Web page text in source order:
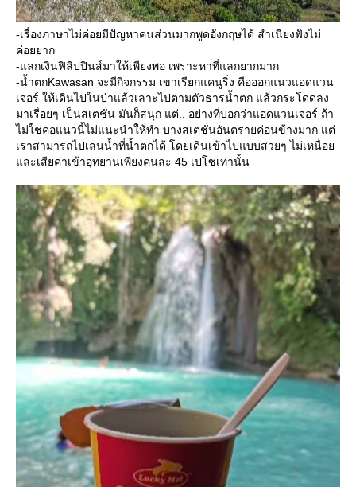
-เรื่องภาษาไม่ค่อยมีปัญหาคนส่วนมากพูดอังกฤษได้ สำเนียงฟังไม่
ค่อยยาก
-แลกเงินฟิลิปปินส์มาให้เพียงพอ เพราะหาที่แลกยากมาก
-น้ำตกKawasan จะมีกิจกรรม เขาเรียกแคนูริ่ง คือออกแนวแอดแวน
เจอร์ ให้เดินไปในป่าแล้วเลาะไปตามตัวธารน้ำตก แล้วกระโดดลง
มาเรื่อยๆ เป็นสเตชั่น มันก็สนุก แต่.. อย่างที่บอกว่าแอดแวนเจอร์ ถ้า
ไม่ใช่คอแนวนี้ไม่แนะนำให้ทำ บางสเตชั่นอันตรายค่อนข้างมาก แต่
เราสามารถไปเล่นน้ำที่น้ำตกได้ โดยเดินเข้าไปแบบสวยๆ ไม่เหนื่อ
ละเสียค่าเข้าอุทยานเพียงคนละ 45 เปโซเท่านั้น